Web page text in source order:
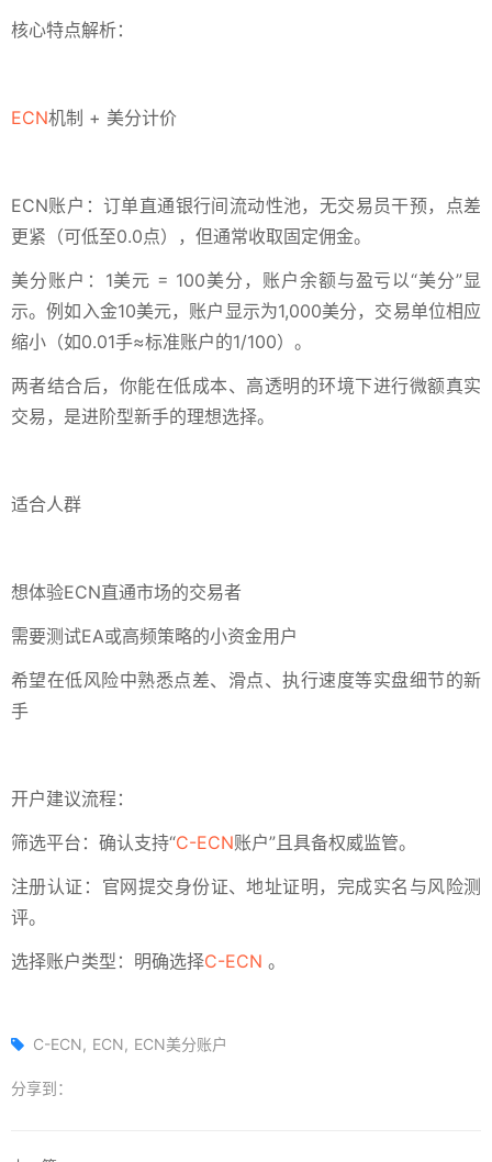
核心特点解析：
ECN机制 + 美分计价‌
ECN账户‌：订单直通银行间流动性池，无交易员干预，点差
更紧（可低至0.0点），但通常收取固定佣金。
美分账户‌：1美元 = 100美分，账户余额与盈亏以“美分”显
示。例如入金10美元，账户显示为1,000美分，交易单位相应
缩小（如0.01手≈标准账户的1/100）。
两者结合后，你能在‌低成本、高透明‌的环境下进行微额真实
交易，是进阶型新手的理想选择。
适合人群‌
想体验ECN直通市场的交易者
需要测试EA或高频策略的小资金用户
希望在低风险中熟悉点差、滑点、执行速度等实盘细节的新
手
开户建议流程：
筛选平台‌：确认支持“C-ECN账户”且具备权威监管。
注册认证‌：官网提交身份证、地址证明，完成实名与风险测
评。
选择账户类型‌：明确选择C-ECN 。
C-ECN ECN ECN美分账户
分享到：